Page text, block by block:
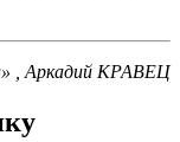
, Аркадий КРАВЕЦ